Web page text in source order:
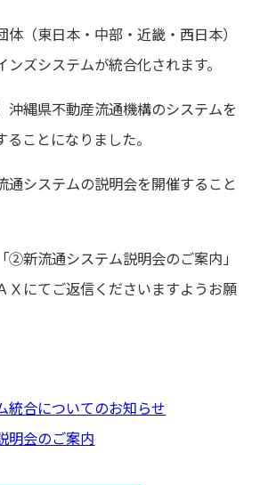
（東日本・中部・近畿・西日本）
ズシステムが統合化されます。
沖縄県不動産流通機構のシステムを
ことになりました。
通システムの説明会を開催すること
②新流通システム説明会のご案内」
Ｘにてご返信くださいますようお願
合についてのお知らせ
明会のご案内